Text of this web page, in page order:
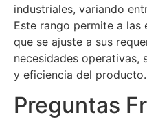
industriales, variando
Este rango permite a las
que se ajuste a sus
necesidades operativas,
y eficiencia del producto.
Preguntas